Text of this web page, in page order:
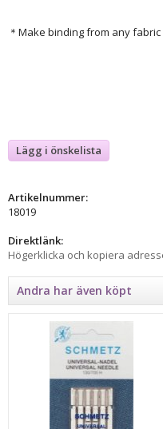
＊Make binding from any
Lägg i önskelista
Artikelnummer:
18019
Direktlänk:
Högerklicka och kopiera
Andra har även köpt